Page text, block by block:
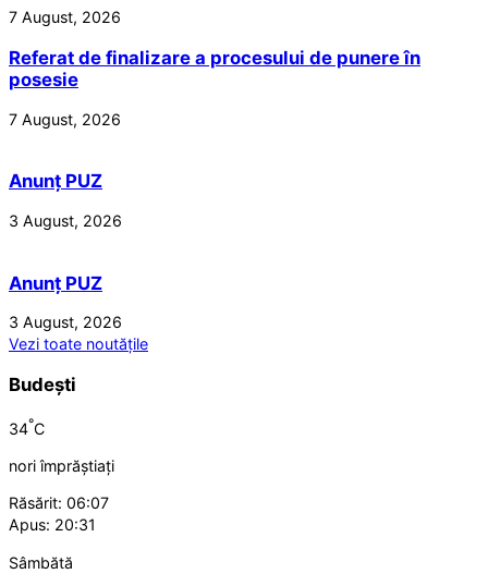
7 August, 2026
Referat de finalizare a procesului de punere în
posesie
7 August, 2026
Anunț PUZ
3 August, 2026
Anunț PUZ
3 August, 2026
Vezi toate noutățile
Budești
34°C
nori împrăștiați
Răsărit: 06:07
Apus: 20:31
Sâmbătă